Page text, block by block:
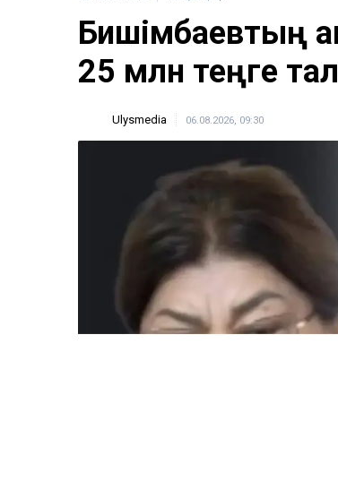
Бишімбаевтың
25 млн теңге
Ulysmedia 06.08.2026, 09:30